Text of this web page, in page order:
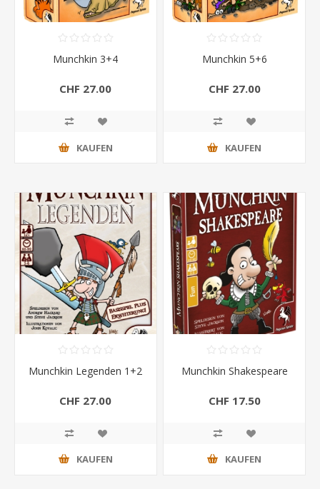
Munchkin 3+4
CHF 27.00
KAUFEN
Munchkin 5+6
CHF 27.00
KAUFEN
Munchkin Legenden 1+2
CHF 27.00
KAUFEN
Munchkin Shakespeare
CHF 17.50
KAUFEN